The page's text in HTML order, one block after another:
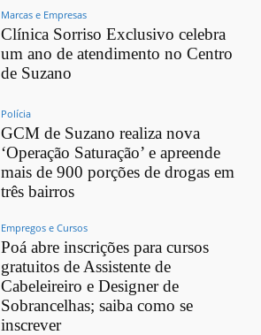
Marcas e Empresas
Clínica Sorriso Exclusivo celebra
um ano de atendimento no Centro
de Suzano
Polícia
GCM de Suzano realiza nova
‘Operação Saturação’ e apreende
mais de 900 porções de drogas em
três bairros
Empregos e Cursos
Poá abre inscrições para cursos
gratuitos de Assistente de
Cabeleireiro e Designer de
Sobrancelhas; saiba como se
inscrever